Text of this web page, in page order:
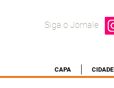
Siga o Jornale
CAPA CIDADE